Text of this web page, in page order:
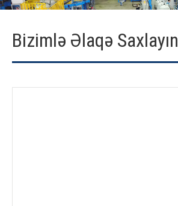
Bizimlə Əlaqə Saxlayın